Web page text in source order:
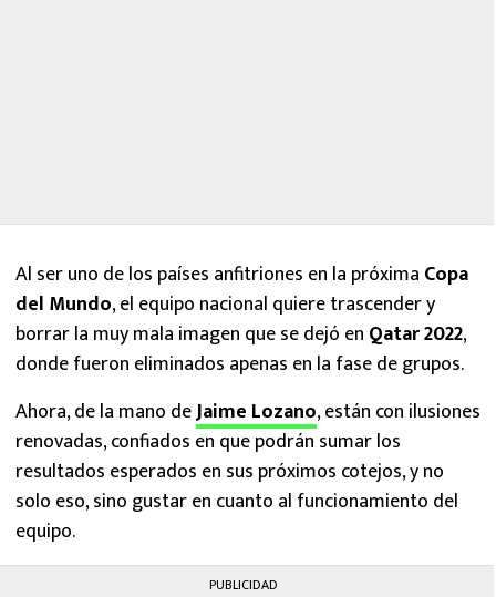
Al ser uno de los países anfitriones en la próxima Copa
del Mundo, el equipo nacional quiere trascender y
borrar la muy mala imagen que se dejó en Qatar 2022,
donde fueron eliminados apenas en la fase de grupos.
Ahora, de la mano deJaime Lozano, están con ilusiones
renovadas, confiados en que podrán sumar los
resultados esperados en sus próximos cotejos, y no
solo eso, sino gustar en cuanto al funcionamiento del
equipo.
PUBLICIDAD